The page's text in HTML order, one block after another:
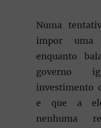
Numa
impor uma
enquanto
governo
investimento
e que a
nenhuma